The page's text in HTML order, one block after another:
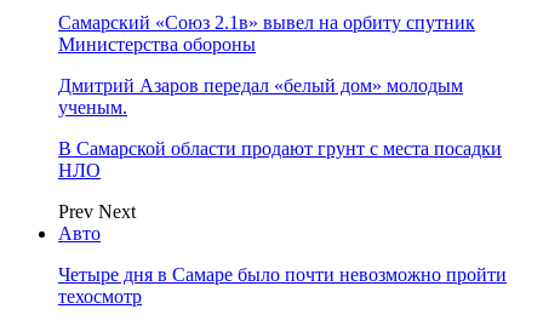
Самарский «Союз 2.1в» вывел на орбиту спутник
Министерства обороны
Дмитрий Азаров передал «белый дом» молодым
ученым.
В Самарской области продают грунт с места посадки
НЛО
Prev Next
Авто
Четыре дня в Самаре было почти невозможно пройти
техосмотр